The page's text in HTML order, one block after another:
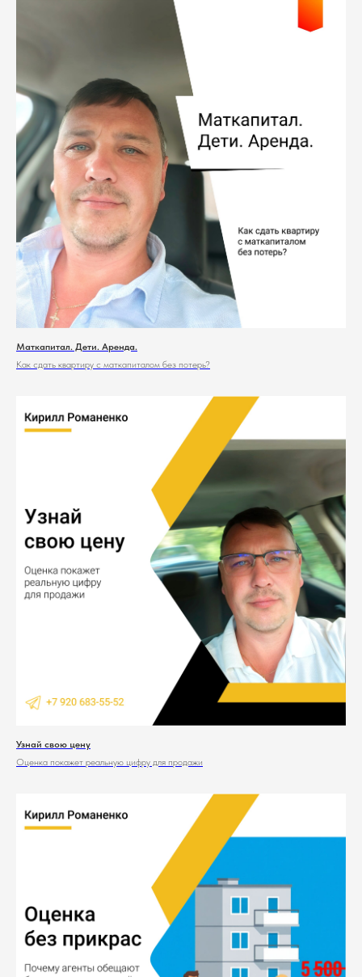
Маткапитал. Дети. Аренда.
Как сдать квартиру с маткапиталом без потерь?
Узнай свою цену
Оценка покажет реальную цифру для продажи